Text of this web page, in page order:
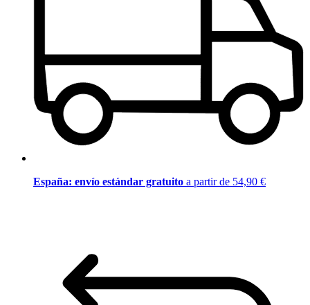
España: envío estándar gratuito a partir de 54,90 €